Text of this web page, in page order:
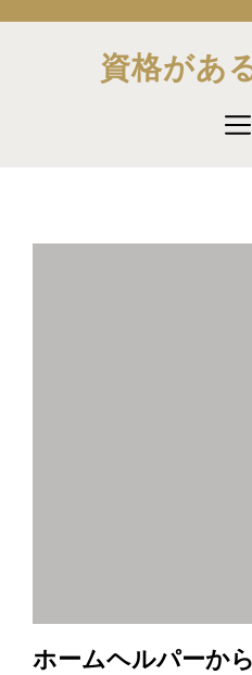
資格があ
ホームヘルパーか